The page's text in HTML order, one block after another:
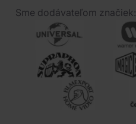
Sme dodávateľom značiek: